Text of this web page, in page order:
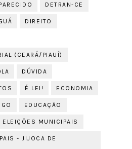
DETRAN-CE
DIREITO
(CEARÁ/PIAUÍ)
DÚVIDA
É LEI! ECONOMIA
EDUCAÇÃO
ELEIÇÕES MUNICIPAIS
- JIJOCA DE